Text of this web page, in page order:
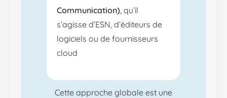
Communication), qu’il
s’agisse d’ESN, d’éditeurs de
logiciels ou de fournisseurs
cloud
Cette approche globale est une